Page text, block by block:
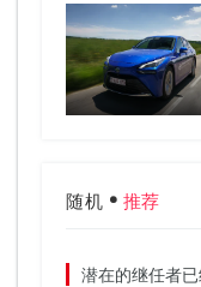
随机 推荐
潜在的继任者